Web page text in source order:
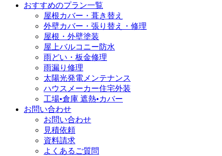
おすすめのプラン一覧
屋根カバー・葺き替え
外壁カバー・張り替え・修理
屋根・外壁塗装
屋上バルコニー防水
雨どい・板金修理
雨漏り修理
太陽光発電メンテナンス
ハウスメーカー住宅外装
工場•倉庫 遮熱•カバー
お問い合わせ
お問い合わせ
見積依頼
資料請求
よくあるご質問